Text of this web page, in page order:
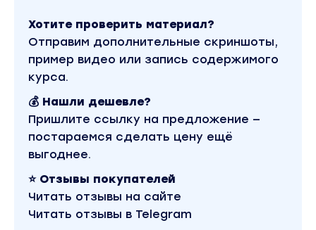
для продаж на большие чеки;
Увидите на реальных примерах, как
инфобизнеса, офлайн-бизнеса. Теперь вы
нишей;
Результат:
Вы профессионально научитесь работать с
Модуль: Создание рекламных материалов
Хотите проверить материал?
Отправим дополнительные скриншоты,
пример видео или запись содержимого
курса.
💰 Нашли дешевле?
Пришлите ссылку на предложение —
постараемся сделать цену ещё
выгоднее.
⭐ Отзывы покупателей
Читать отзывы на сайте
Читать отзывы в Telegram